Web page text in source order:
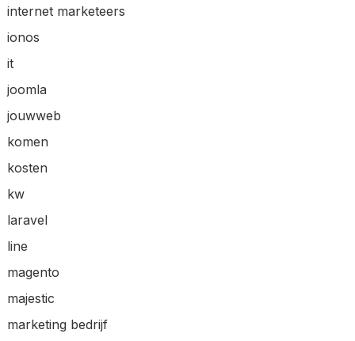
internet marketeers
ionos
it
joomla
jouwweb
komen
kosten
kw
laravel
line
magento
majestic
marketing bedrijf